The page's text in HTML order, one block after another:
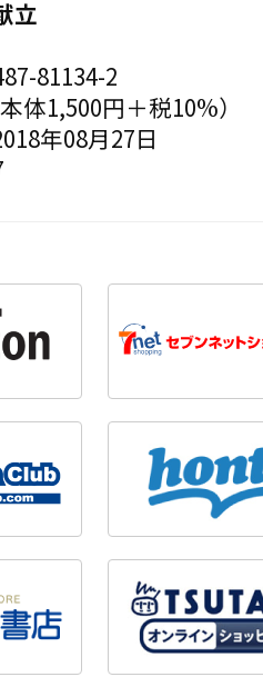
立
81134-2
体1,500円＋税10%）
年08月27日